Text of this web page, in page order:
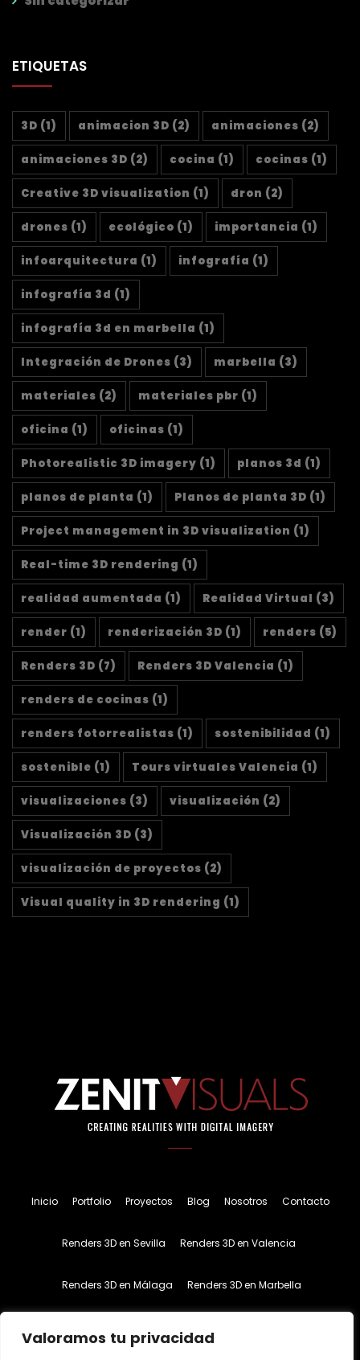
Valoramos tu privacidad
ETIQUETAS
3D (1) animacion 3D (2) animaciones (2)
animaciones 3D (2) cocina (1) cocinas (1)
Creative 3D visualization (1) dron (2)
drones (1) ecológico (1) importancia (1)
infoarquitectura (1) infografía (1)
infografía 3d (1)
infografía 3d en marbella (1)
Integración de Drones (3) marbella (3)
materiales (2) materiales pbr (1)
oficina (1) oficinas (1)
Photorealistic 3D imagery (1) planos 3d (1)
planos de planta (1) Planos de planta 3D (1)
Project management in 3D visualization (1)
Real-time 3D rendering (1)
realidad aumentada (1) Realidad Virtual (3)
render (1) renderización 3D (1) renders (5)
Renders 3D (7) Renders 3D Valencia (1)
renders de cocinas (1)
renders fotorrealistas (1) sostenibilidad (1)
sostenible (1) Tours virtuales Valencia (1)
visualizaciones (3) visualización (2)
Visualización 3D (3)
visualización de proyectos (2)
Visual quality in 3D rendering (1)
Inicio Portfolio Proyectos Blog Nosotros Contacto
Renders 3D en Sevilla Renders 3D en Valencia
Renders 3D en Málaga Renders 3D en Marbella